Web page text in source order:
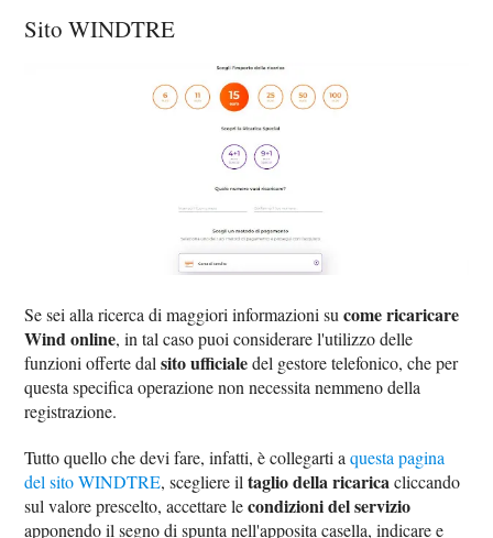
Sito WINDTRE
Se sei alla ricerca di maggiori informazioni sucome ricaricare
Wind online, in tal caso puoi considerare l'utilizzo delle
funzioni offerte dalsito ufficialedel gestore telefonico, che per
questa specifica operazione non necessita nemmeno della
registrazione.
Tutto quello che devi fare, infatti, è collegarti aquesta pagina
del sito WINDTRE, scegliere iltaglio della ricaricacliccando
sul valore prescelto, accettare lecondizioni del servizio
apponendo il segno di spunta nell'apposita casella, indicare e